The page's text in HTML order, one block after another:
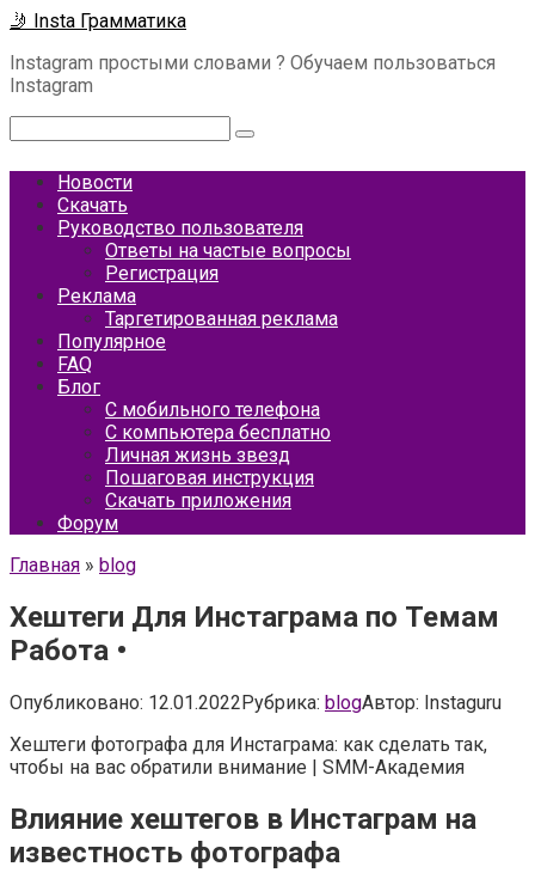
Перейти
контенту
🤳 Insta Грамматика
Instagram простыми словами ? Обучаем пользоваться
Instagram
Новости
Скачать
Руководство пользователя
Ответы на частые вопросы
Регистрация
Реклама
Таргетированная реклама
Популярное
FAQ
Блог
С мобильного телефона
С компьютера бесплатно
Личная жизнь звезд
Пошаговая инструкция
Скачать приложения
Форум
Главная » blog
Хештеги Для Инстаграма по Темам
Работа •
Опубликовано: 12.01.2022Рубрика: blogАвтор: Instaguru
Хештеги фотографа для Инстаграма: как сделать так,
чтобы на вас обратили внимание | SMM-Академия
Влияние хештегов в Инстаграм на
известность фотографа